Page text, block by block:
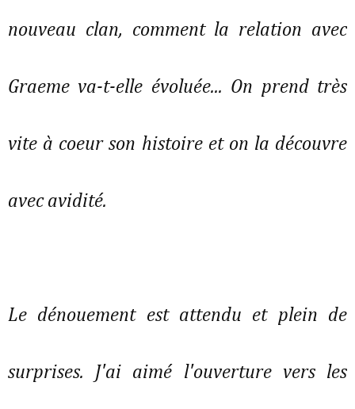
nouveau clan, comment la relation avec
Graeme va-t-elle évoluée... On prend très
vite à coeur son histoire et on la découvre
avec avidité.
Le dénouement est attendu et plein de
surprises. J'ai aimé l'ouverture vers les